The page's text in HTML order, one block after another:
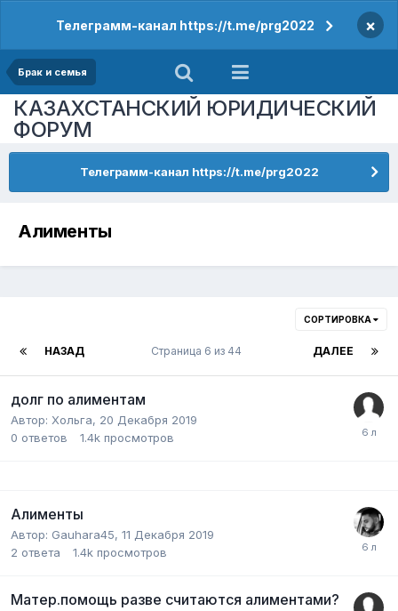
Телеграмм-канал https://t.me/prg2022 ×
Брак и семья
КАЗАХСТАНСКИЙ ЮРИДИЧЕСКИЙ
ФОРУМ
Телеграмм-канал https://t.me/prg2022
Алименты
СОРТИРОВКА
НАЗАД ДАЛЕЕ
Страница 6 из 44
долг по алиментам
Автор: Хольга, 20 Декабря 2019
0 ответов 1.4k просмотров
Алименты
Автор: Gauhara45, 11 Декабря 2019
2 ответа 1.4k просмотров
Матер.помощь разве считаются алиментами?